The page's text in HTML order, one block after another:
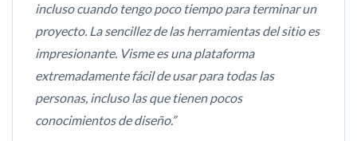
incluso cuando tengo poco tiempo para terminar un
proyecto. La sencillez de las herramientas del sitio es
impresionante. Visme es una plataforma
extremadamente fácil de usar para todas las
personas, incluso las que tienen pocos
conocimientos de diseño.”